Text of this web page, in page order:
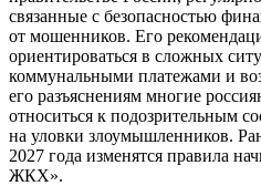
связанные с безопасностью
от мошенников. Его
ориентироваться в сложных
коммунальными платежами и
его разъяснениям многие
относиться к подозрительным
на уловки злоумышленников.
2027 года изменятся правила
ЖКХ».